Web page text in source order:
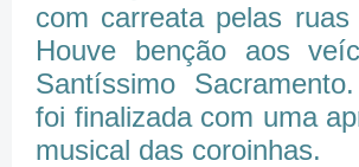
com carreata pelas ruas
Houve benção aos
Santíssimo
foi finalizada com uma
musical das coroinhas.